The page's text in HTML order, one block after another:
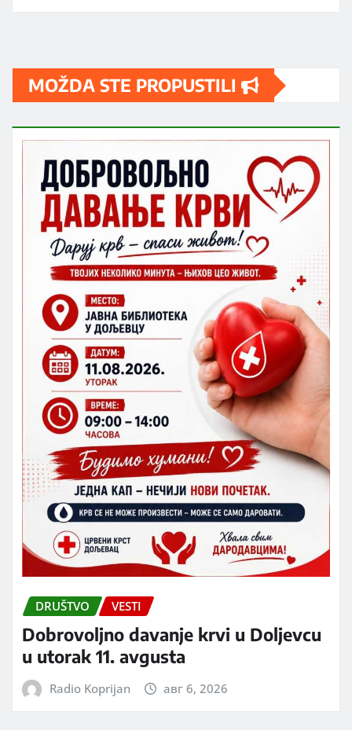
MOŽDA STE PROPUSTILI
DRUŠTVO VESTI
Dobrovoljno davanje krvi u Doljevcu
u utorak 11. avgusta
Radio Koprijan авг 6, 2026